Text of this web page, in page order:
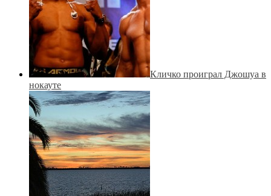
Кличко проиграл Джошуа в
нокауте